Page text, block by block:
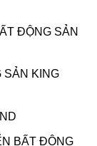
ĐỘNG SẢN
KING
BẤT ĐỘNG